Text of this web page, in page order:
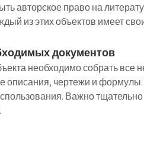
авторское право на
из этих объектов имеет
документов
необходимо собрать все
описания, чертежи и
Важно